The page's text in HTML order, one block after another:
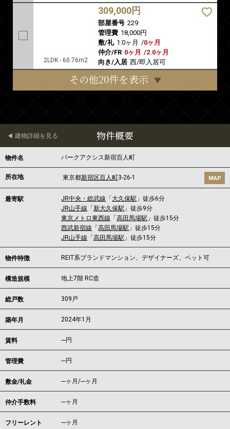
2LDK - 60.76m2
309,000円
部屋番号 229
管理費 18,000円
敷/礼 1.0ヶ月 /0ヶ月
仲介/FR 0ヶ月 /2.0ヶ月
向き/入居 西/即入居可
その他20件を表示
物件概要
建物詳細を見る
物件名 パークアクシス新宿百人町
所在地 東京都新宿区百人町3-26-1 MAP
最寄駅 JR中央・総武線 「 大久保駅 」徒歩6分
JR山手線 「新大久保駅 」徒歩9分
東京メトロ東西線 「高田馬場駅 」徒歩15分
西武新宿線 「高田馬場駅 」徒歩15分
JR山手線 「高田馬場駅 」徒歩15分
物件特徴 REIT系ブランドマンション、デザイナーズ、ペット可
構造規模 地上7階 RC造
総戸数 309戸
築年月 2024年1月
賃料 ---円
管理費 ---円
敷金/礼金 ---ヶ月/---ヶ月
仲介手数料 ---ヶ月
フリーレント ---ヶ月